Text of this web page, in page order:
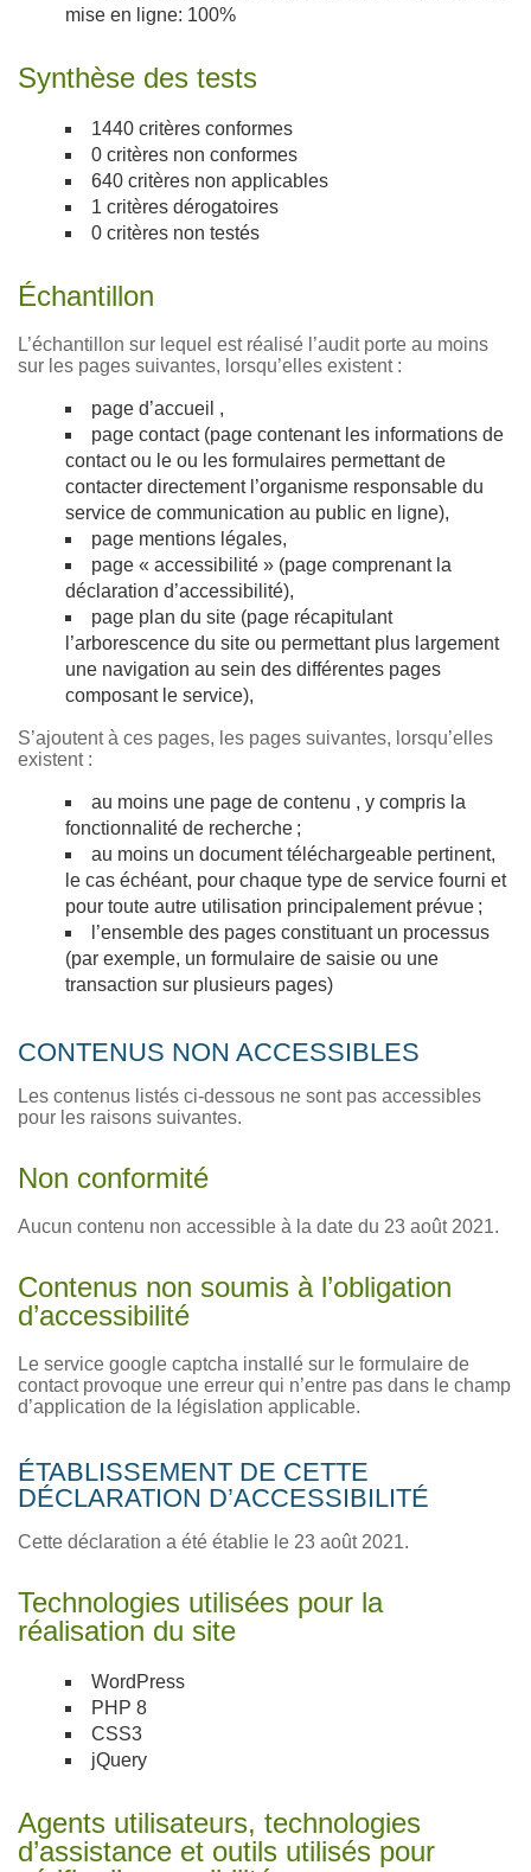
mise en ligne: 100%
Synthèse des tests
1440 critères conformes
0 critères non conformes
640 critères non applicables
1 critères dérogatoires
0 critères non testés
Échantillon
L’échantillon sur lequel est réalisé l’audit porte au moins
sur les pages suivantes, lorsqu’elles existent :
page d’accueil ,
page contact (page contenant les informations de
contact ou le ou les formulaires permettant de
contacter directement l’organisme responsable du
service de communication au public en ligne),
page mentions légales,
page « accessibilité » (page comprenant la
déclaration d’accessibilité),
page plan du site (page récapitulant
l’arborescence du site ou permettant plus largement
une navigation au sein des différentes pages
composant le service),
S’ajoutent à ces pages, les pages suivantes, lorsqu’elles
existent :
au moins une page de contenu , y compris la
fonctionnalité de recherche ;
au moins un document téléchargeable pertinent,
le cas échéant, pour chaque type de service fourni et
pour toute autre utilisation principalement prévue ;
l’ensemble des pages constituant un processus
(par exemple, un formulaire de saisie ou une
transaction sur plusieurs pages)
CONTENUS NON ACCESSIBLES
Les contenus listés ci-dessous ne sont pas accessibles
pour les raisons suivantes.
Non conformité
Aucun contenu non accessible à la date du 23 août 2021.
Contenus non soumis à l’obligation
d’accessibilité
Le service google captcha installé sur le formulaire de
contact provoque une erreur qui n’entre pas dans le champ
d’application de la législation applicable.
ÉTABLISSEMENT DE CETTE
DÉCLARATION D’ACCESSIBILITÉ
Cette déclaration a été établie le 23 août 2021.
Technologies utilisées pour la
réalisation du site
WordPress
PHP 8
CSS3
jQuery
Agents utilisateurs, technologies
d’assistance et outils utilisés pour